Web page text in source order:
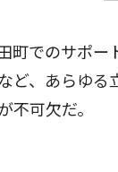
町でのサポー
ど、あらゆる
不可欠だ。